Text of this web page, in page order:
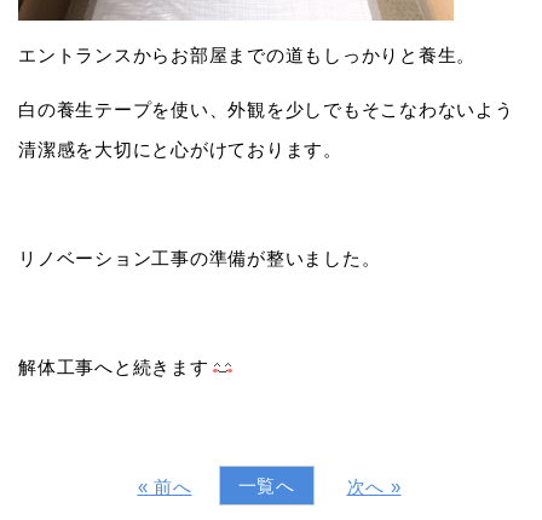
エントランスからお部屋までの道もしっかりと養生。
白の養生テープを使い、外観を少しでもそこなわないよう
清潔感を大切にと心がけております。
リノベーション工事の準備が整いました。
解体工事へと続きます
« 前へ 一覧へ 次へ »